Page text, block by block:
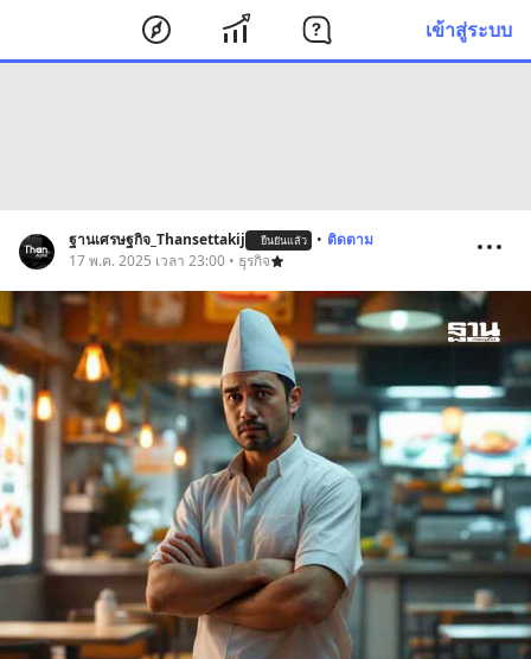
เข้าสู่ระบบ
ฐานเศรษฐกิจ_Thansettakij ยืนยันแล้ว • ติดตาม
17 พ.ค. 2025 เวลา 23:00 • ธุรกิจ